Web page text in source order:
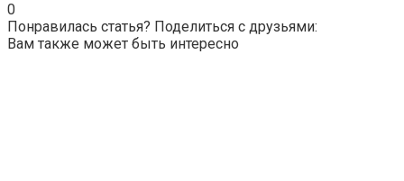
0
Понравилась статья? Поделиться с друзьями:
Вам также может быть интересно